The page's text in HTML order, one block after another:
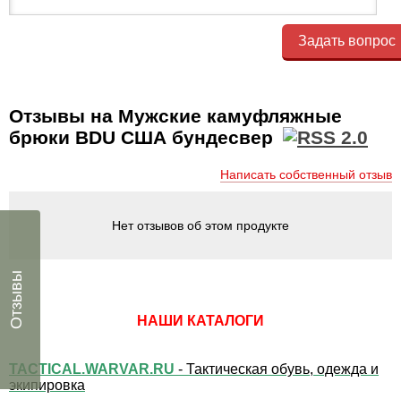
Задать вопрос
Отзывы на Мужские камуфляжные
брюки BDU США бундесвер
Написать собственный отзыв
Нет отзывов об этом продукте
НАШИ КАТАЛОГИ
TACTICAL.WARVAR.RU - Тактическая обувь, одежда и
экипировка
Отзывы